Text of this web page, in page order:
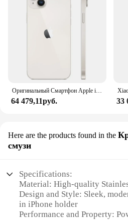
Оригинальный Смартфон Apple iPhone 14 Plus, телефон с идентификацией по лицу, экран 6,7 дюйма, 6 ГБ ОЗУ 128/256/512 Гб ПЗУ, двойная камера 12 МП, A15, IOS, шестиядерный процессор
64 479,11руб. 33
Here are the products found in the
смузи
Specifications:
Material: High-quality
Design and Style: Sleek,
in iPhone holder
Performance and Property: